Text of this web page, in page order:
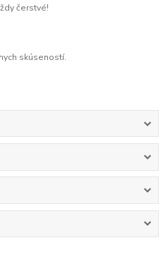
čerstvé!
skúseností.